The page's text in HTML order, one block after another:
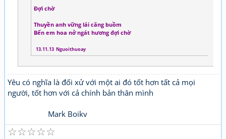
Đợi chờ
Thuyền anh vững lái căng buồm
Bến em hoa nở ngát hương đợi chờ
13.11.13 Nguoithuoay
Yêu có nghĩa là đối xử với một ai đó tốt hơn tất cả mọi
người, tốt hơn với cả chính bản thân mình
Mark Boikv
☆
☆
☆
☆
☆